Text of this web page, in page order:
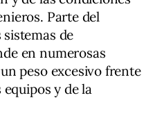
Parte del
de
en numerosas
peso excesivo frente
y de la